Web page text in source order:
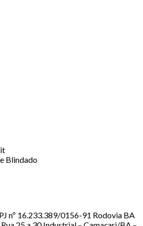
nº 16.233.389/0156-91 Rodovia BA